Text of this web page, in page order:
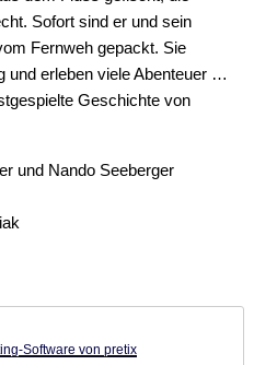
Sofort sind er und sein
Fernweh gepackt. Sie
und erleben viele Abenteuer …
Geschichte von
und Nando Seeberger
Software von pretix